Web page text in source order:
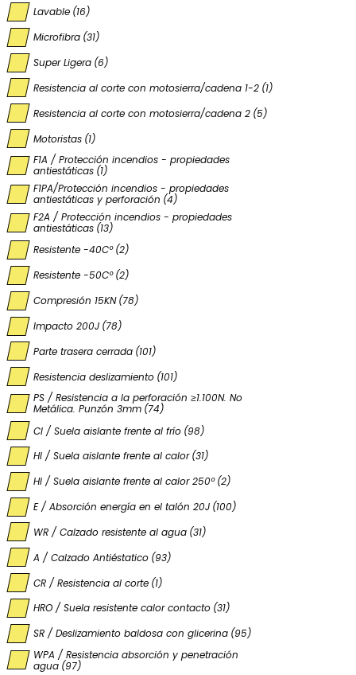
Lavable (16)
Microfibra (31)
Super Ligera (6)
Resistencia al corte con motosierra/cadena 1-2 (1)
Resistencia al corte con motosierra/cadena 2 (5)
Motoristas (1)
F1A / Protección incendios - propiedades
antiestáticas (1)
F1PA/Protección incendios - propiedades
antiestáticas y perforación (4)
F2A / Protección incendios - propiedades
antiestáticas (13)
Resistente -40Cº (2)
Resistente -50Cº (2)
Compresión 15KN (78)
Impacto 200J (78)
Parte trasera cerrada (101)
Resistencia deslizamiento (101)
PS / Resistencia a la perforación ≥1.100N. No
Metálica. Punzón 3mm (74)
CI / Suela aislante frente al frío (98)
HI / Suela aislante frente al calor (31)
HI / Suela aislante frente al calor 250º (2)
E / Absorción energía en el talón 20J (100)
WR / Calzado resistente al agua (31)
A / Calzado Antiéstatico (93)
CR / Resistencia al corte (1)
HRO / Suela resistente calor contacto (31)
SR / Deslizamiento baldosa con glicerina (95)
WPA / Resistencia absorción y penetración
agua (97)